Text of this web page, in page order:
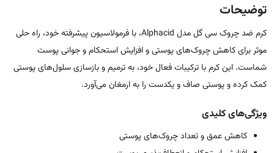
توضیحات
کرم ضد چروک سی گل مدل Alphacid، با فرمولاسیون پیشرفته خود، راه حلی
موثر برای کاهش چروک‌های پوستی و افزایش استحکام و جوانی پوست
شماست. این کرم با ترکیبات فعال خود، به ترمیم و بازسازی سلول‌های پوستی
کمک کرده و پوستی صاف و یکدست را به ارمغان می‌آورد.
ویژگی‌های کلیدی
کاهش عمق و تعداد چروک‌های پوستی